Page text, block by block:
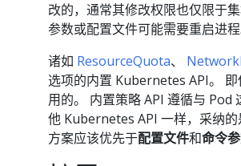
改的，通常其修改权限也仅限于
参数或配置文件可能需要重启进
诸如 ResourceQuota、
选项的内置 Kubernetes API。
用的。 内置策略 API 遵循与
他 Kubernetes API 一样，采纳的
方案应该优先于配置文件和命令